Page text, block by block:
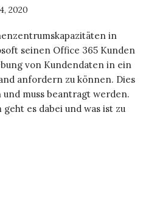
2020
in
seinen Office 365 Kunden
von Kundendaten in ein
anfordern zu können. Dies
muss beantragt werden.
es dabei und was ist zu